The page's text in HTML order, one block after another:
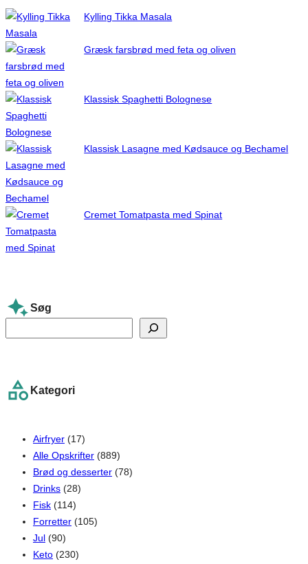
Kylling Tikka Masala
Græsk farsbrød med feta og oliven
Klassisk Spaghetti Bolognese
Klassisk Lasagne med Kødsauce og Bechamel
Cremet Tomatpasta med Spinat
Søg
e
c
Kategori
Airfryer (17)
Alle Opskrifter (889)
Brød og desserter (78)
Drinks (28)
Fisk (114)
Forretter (105)
Jul (90)
Keto (230)